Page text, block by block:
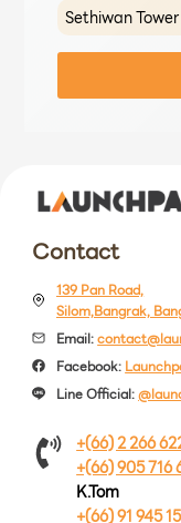
Contact
139 Pan Road,
Silom,Bangrak,
Email:
Facebook:
Line Official:
+(66) 2 266
+(66) 905 716
K.Tom
+(66) 91 945